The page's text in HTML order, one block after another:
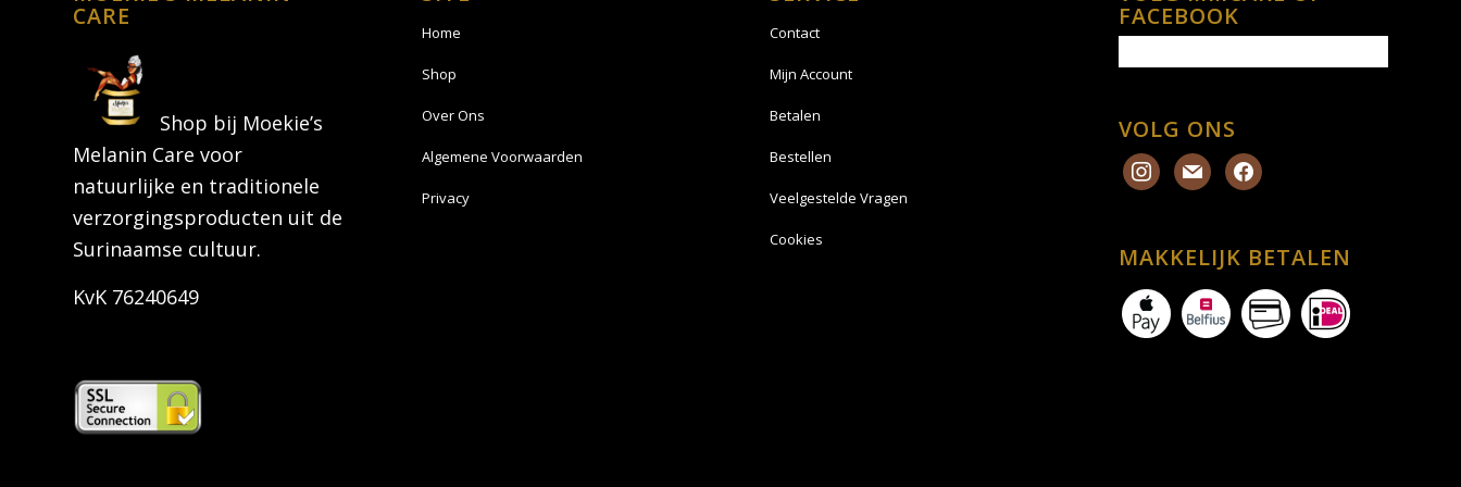
CARE
Shop bij Moekie’s
Melanin Care voor
natuurlijke en traditionele
verzorgingsproducten uit de
Surinaamse cultuur.
KvK 76240649
Home
Shop
Over Ons
Algemene Voorwaarden
Privacy
Contact
Mijn Account
Betalen
Bestellen
Veelgestelde Vragen
Cookies
FACEBOOK
VOLG ONS
MAKKELIJK BETALEN